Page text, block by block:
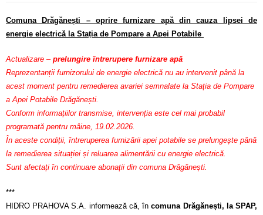
Comuna Drăgănești – oprire furnizare apă din cauza lipsei de
energie electrică la Stația de Pompare a Apei Potabile
Actualizare – prelungire întrerupere furnizare apă
Reprezentanții furnizorului de energie electrică nu au intervenit până la
acest moment pentru remedierea avariei semnalate la Stația de Pompare
a Apei Potabile Drăgănești.
Conform informațiilor transmise, intervenția este cel mai probabil
programată pentru mâine, 19.02.2026.
În aceste condiții, întreruperea furnizării apei potabile se prelungește până
la remedierea situației și reluarea alimentării cu energie electrică.
Sunt afectați în continuare abonații din comuna Drăgănești.
***
HIDRO PRAHOVA S.A. informează că, încomuna Drăgănești, la SPAP,